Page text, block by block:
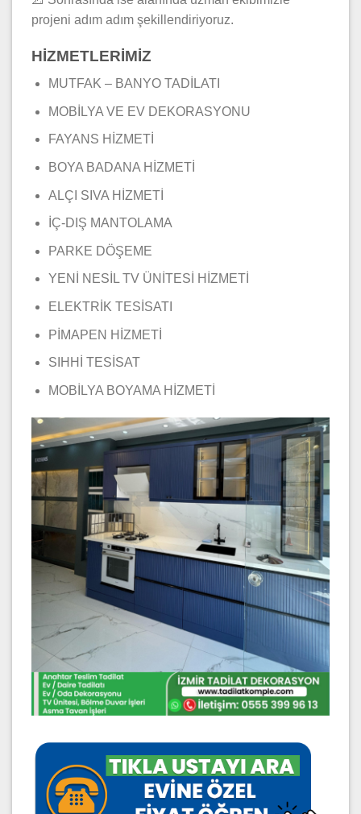
projeni adım adım şekillendiriyoruz.
HİZMETLERİMİZ
MUTFAK – BANYO TADİLATI
MOBİLYA VE EV DEKORASYONU
FAYANS HİZMETİ
BOYA BADANA HİZMETİ
ALÇI SIVA HİZMETİ
İÇ-DIŞ MANTOLAMA
PARKE DÖŞEME
YENİ NESİL TV ÜNİTESİ HİZMETİ
ELEKTRİK TESİSATI
PİMAPEN HİZMETİ
SIHHİ TESİSAT
MOBİLYA BOYAMA HİZMETİ